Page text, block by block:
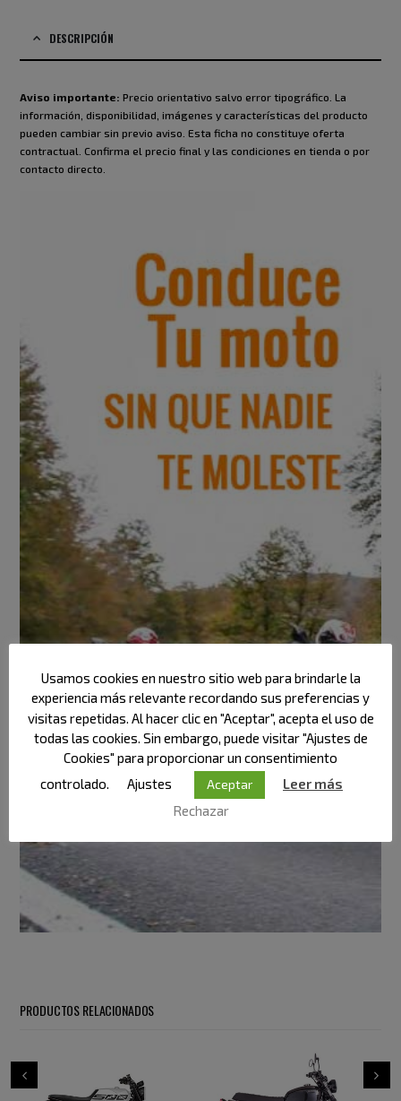
DESCRIPCIÓN
Aviso importante: Precio orientativo salvo error tipográfico. La
información, disponibilidad, imágenes y características del producto
pueden cambiar sin previo aviso. Esta ficha no constituye oferta
contractual. Confirma el precio final y las condiciones en tienda o por
contacto directo.
PRODUCTOS RELACIONADOS
Usamos cookies en nuestro sitio web para brindarle la
experiencia más relevante recordando sus preferencias y
visitas repetidas. Al hacer clic en "Aceptar", acepta el uso de
todas las cookies. Sin embargo, puede visitar "Ajustes de
Cookies" para proporcionar un consentimiento
controlado.
Ajustes Aceptar
Leer más
Rechazar